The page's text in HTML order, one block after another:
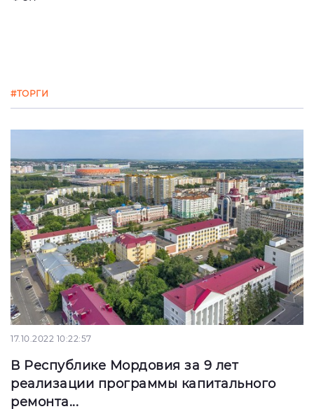
#ТОРГИ
17.10.2022 10:22:57
В Республике Мордовия за 9 лет
реализации программы капитального
ремонта...